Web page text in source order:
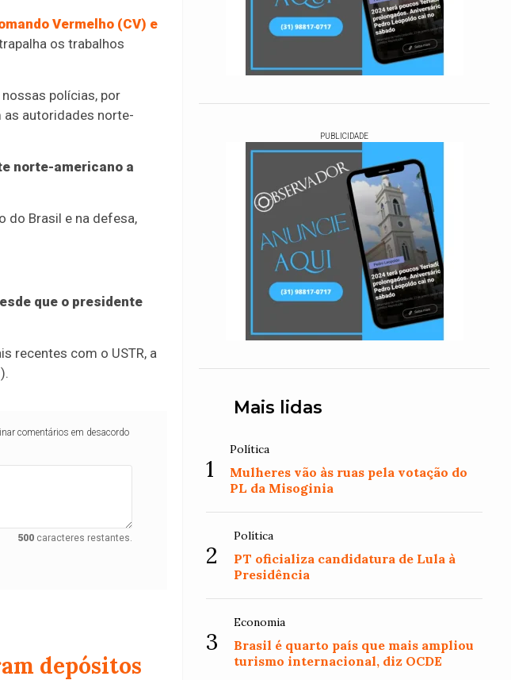
Vermelho (CV) e
os trabalhos
polícias, por
as autoridades norte-
norte-americano a
do Brasil e na defesa,
que o presidente
recentes com o USTR, a
comentários em desacordo
500caracteres restantes.
depósitos
PUBLICIDADE
Mais lidas
1
Política
Mulheres vão às ruas pela votação do
PL da Misoginia
2
Política
PT oficializa candidatura de Lula à
Presidência
3
Economia
Brasil é quarto país que mais ampliou
turismo internacional, diz OCDE